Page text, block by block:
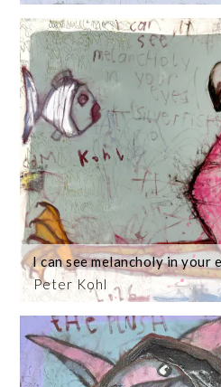
Peter Kohl
I can see melancholy in your